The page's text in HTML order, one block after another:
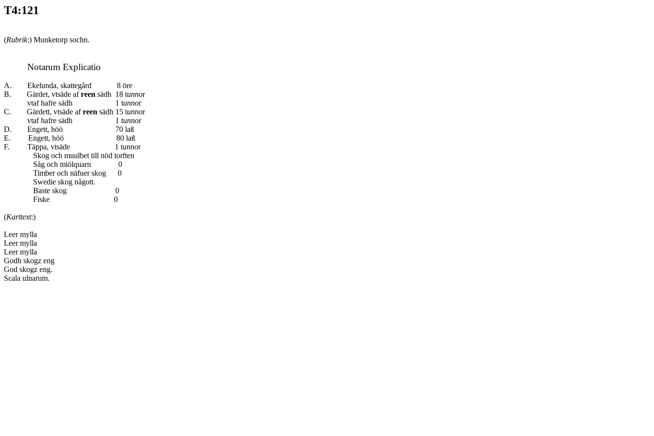
T4:121
(Rubrik:) Munketorp sochn.
Notarum Explicatio
A. Ekelunda, skattegård 8 öre
B. Gärdet, vtsäde afreen sädh 18 tunnor
vtaf hafre sädh 1 tunnor
C. Gärdett, vtsäde afreen sädh 15 tunnor
vtaf hafre sädh 1 tunnor
D. Engett, höö 70 laß
E. Engett, höö 80 laß
F. Täppa, vtsäde 1 tunnor
Skog och muulbet till nöd torften
Såg och miölquarn 0
Timber och näfuer skog 0
Swedie skog någott.
Baste skog 0
Fiske 0
(Karttext:)
Leer mylla
Leer mylla
Leer mylla
Godh skogz eng
God skogz eng.
Scala ulnarum.